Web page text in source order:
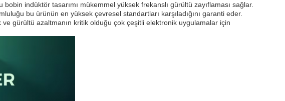
indüktör tasarımı mükemmel yüksek frekanslı gürültü zayıflaması sağlar.
bu ürünün en yüksek çevresel standartları karşıladığını garanti eder.
gürültü azaltmanın kritik olduğu çok çeşitli elektronik uygulamalar için